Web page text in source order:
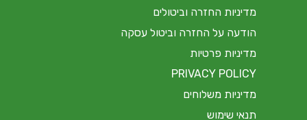
מדיניות החזרה וביטולים
הודעה על החזרה וביטול עסקה
מדיניות פרטיות
PRIVACY POLICY
מדיניות משלוחים
תנאי שימוש